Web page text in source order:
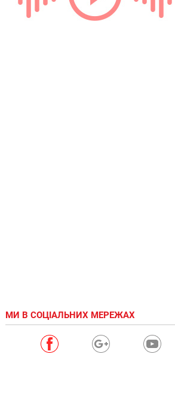
МИ В СОЦІАЛЬНИХ МЕРЕЖАХ